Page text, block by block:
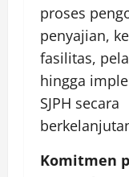
proses
penyajian,
fasilitas,
hingga
SJPH secara
Komitmen